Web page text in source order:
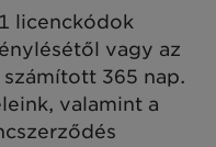
licenckódok
vagy az
365 nap.
valamint a